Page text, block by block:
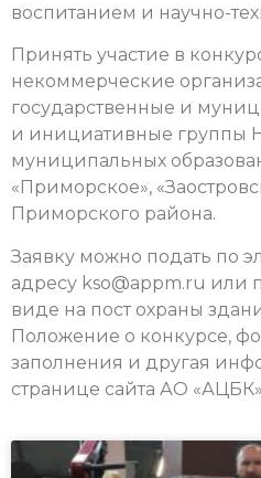
воспитанием и научно-
Принять участие в
некоммерческие
государственные и
и инициативные группы
муниципальных
«Приморское»,
Приморского района.
Заявку можно подать по
адресу kso@appm.ru или
виде на пост охраны
Положение о конкурсе,
заполнения и другая
странице сайта АО